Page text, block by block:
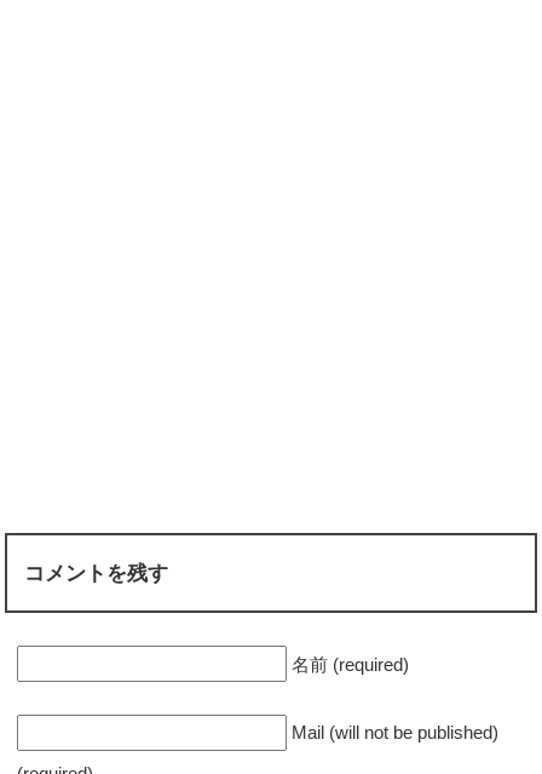
コメントを残す
名前 (required)
Mail (will not be published)